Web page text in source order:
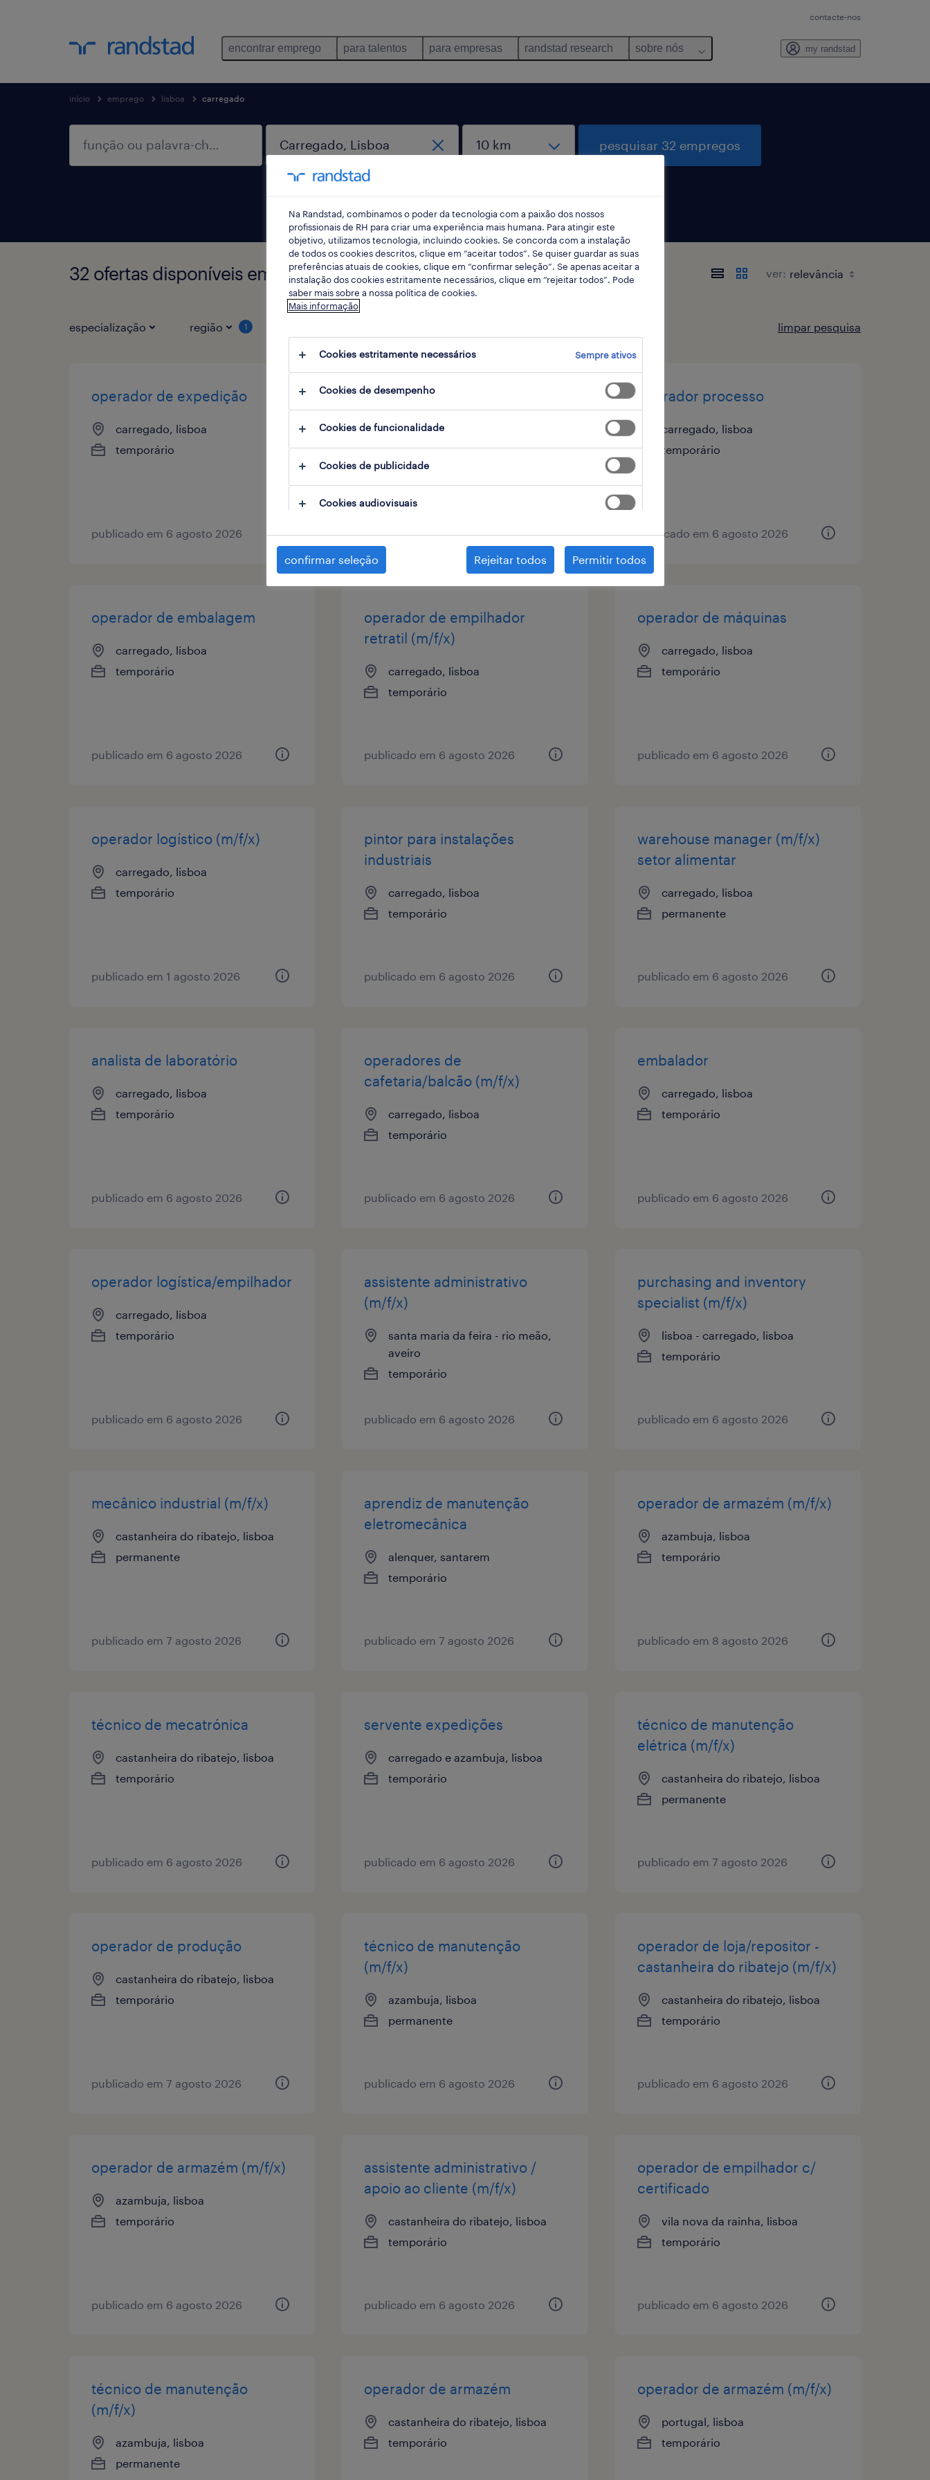
contacte-nos
encontrar emprego para talentos para empresas randstad research sobre nós my randstad
início emprego lisboa carregado
pesquisar 32 empregos
32 ofertas disponíveis em Carregado, Lisboa ver:
especialização região 1 limpar pesquisa
operador de expedição
carregado, lisboa
temporário
publicado em 6 agosto 2026
técnico de manutenção
carregado, lisboa
permanente
publicado em 6 agosto 2026
operador processo
carregado, lisboa
temporário
publicado em 6 agosto 2026
operador de embalagem
carregado, lisboa
temporário
publicado em 6 agosto 2026
operador de empilhador
retratil (m/f/x)
carregado, lisboa
temporário
publicado em 6 agosto 2026
operador de máquinas
carregado, lisboa
temporário
publicado em 6 agosto 2026
operador logístico (m/f/x)
carregado, lisboa
temporário
publicado em 1 agosto 2026
pintor para instalações
industriais
carregado, lisboa
temporário
publicado em 6 agosto 2026
warehouse manager (m/f/x)
setor alimentar
carregado, lisboa
permanente
publicado em 6 agosto 2026
analista de laboratório
carregado, lisboa
temporário
publicado em 6 agosto 2026
operadores de
cafetaria/balcão (m/f/x)
carregado, lisboa
temporário
publicado em 6 agosto 2026
embalador
carregado, lisboa
temporário
publicado em 6 agosto 2026
operador logística/empilhador
carregado, lisboa
temporário
publicado em 6 agosto 2026
assistente administrativo
(m/f/x)
santa maria da feira - rio meão,
aveiro
temporário
publicado em 6 agosto 2026
purchasing and inventory
specialist (m/f/x)
lisboa - carregado, lisboa
temporário
publicado em 6 agosto 2026
mecânico industrial (m/f/x)
castanheira do ribatejo, lisboa
permanente
publicado em 7 agosto 2026
aprendiz de manutenção
eletromecânica
alenquer, santarem
temporário
publicado em 7 agosto 2026
operador de armazém (m/f/x)
azambuja, lisboa
temporário
publicado em 8 agosto 2026
técnico de mecatrónica
castanheira do ribatejo, lisboa
temporário
publicado em 6 agosto 2026
servente expedições
carregado e azambuja, lisboa
temporário
publicado em 6 agosto 2026
técnico de manutenção
elétrica (m/f/x)
castanheira do ribatejo, lisboa
permanente
publicado em 7 agosto 2026
operador de produção
castanheira do ribatejo, lisboa
temporário
publicado em 7 agosto 2026
técnico de manutenção
(m/f/x)
azambuja, lisboa
permanente
publicado em 6 agosto 2026
operador de loja/repositor -
castanheira do ribatejo (m/f/x)
castanheira do ribatejo, lisboa
temporário
publicado em 6 agosto 2026
operador de armazém (m/f/x)
azambuja, lisboa
temporário
publicado em 6 agosto 2026
assistente administrativo /
apoio ao cliente (m/f/x)
castanheira do ribatejo, lisboa
temporário
publicado em 6 agosto 2026
operador de empilhador c/
certificado
vila nova da rainha, lisboa
temporário
publicado em 6 agosto 2026
técnico de manutenção
(m/f/x)
azambuja, lisboa
permanente
operador de armazém
castanheira do ribatejo, lisboa
temporário
operador de armazém (m/f/x)
portugal, lisboa
temporário
Na Randstad, combinamos o poder da tecnologia com a paixão dos nossos
profissionais de RH para criar uma experiência mais humana. Para atingir este
objetivo, utilizamos tecnologia, incluindo cookies. Se concorda com a instalação
de todos os cookies descritos, clique em “aceitar todos”. Se quiser guardar as suas
preferências atuais de cookies, clique em “confirmar seleção”. Se apenas aceitar a
instalação dos cookies estritamente necessários, clique em “rejeitar todos”. Pode
saber mais sobre a nossa política de cookies.
Mais informação
Cookies estritamente necessários Sempre ativos
Cookies de desempenho
Cookies de funcionalidade
Cookies de publicidade
Cookies audiovisuais
confirmar seleção Rejeitar todos Permitir todos